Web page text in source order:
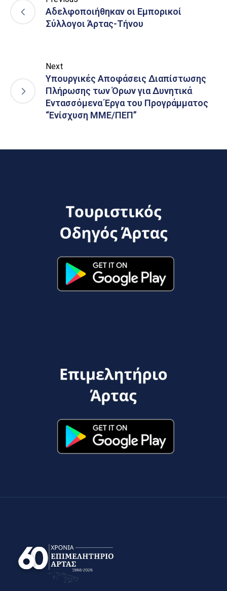
Αδελφοποιήθηκαν οι Εμπορικοί
Σύλλογοι Άρτας-Τήνου
Next
Υπουργικές Αποφάσεις Διαπίστωσης
Πλήρωσης των Όρων για Δυνητικά
Εντασσόμενα Έργα του Προγράμματος
“Ενίσχυση ΜΜΕ/ΠΕΠ”